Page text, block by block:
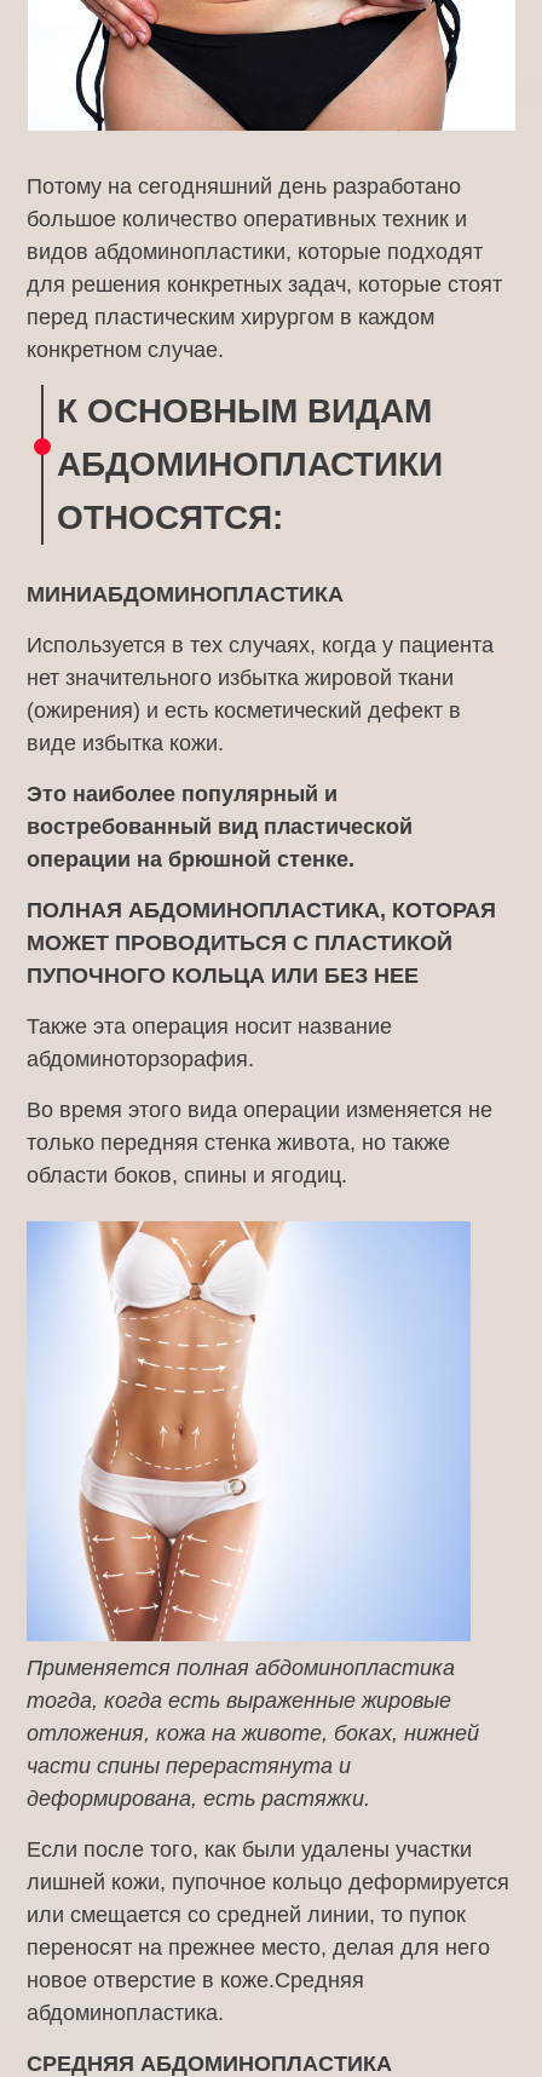
Потому на сегодняшний день разработано
большое количество оперативных техник и
видов абдоминопластики, которые подходят
для решения конкретных задач, которые стоят
перед пластическим хирургом в каждом
конкретном случае.
К ОСНОВНЫМ ВИДАМ
АБДОМИНОПЛАСТИКИ
ОТНОСЯТСЯ:
МИНИАБДОМИНОПЛАСТИКА
Используется в тех случаях, когда у пациента
нет значительного избытка жировой ткани
(ожирения) и есть косметический дефект в
виде избытка кожи.
Это наиболее популярный и
востребованный вид пластической
операции на брюшной стенке.
ПОЛНАЯ АБДОМИНОПЛАСТИКА, КОТОРАЯ
МОЖЕТ ПРОВОДИТЬСЯ С ПЛАСТИКОЙ
ПУПОЧНОГО КОЛЬЦА ИЛИ БЕЗ НЕЕ
Также эта операция носит название
абдоминоторзорафия.
Во время этого вида операции изменяется не
только передняя стенка живота, но также
области боков, спины и ягодиц.
Применяется полная абдоминопластика
тогда, когда есть выраженные жировые
отложения, кожа на животе, боках, нижней
части спины перерастянута и
деформирована, есть растяжки.
Если после того, как были удалены участки
лишней кожи, пупочное кольцо деформируется
или смещается со средней линии, то пупок
переносят на прежнее место, делая для него
новое отверстие в коже.Средняя
абдоминопластика.
СРЕДНЯЯ АБДОМИНОПЛАСТИКА